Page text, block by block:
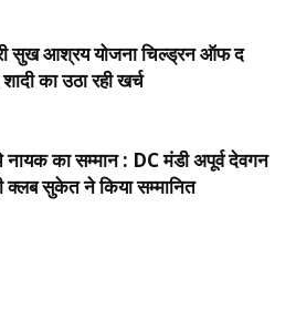
सुख आश्रय योजना चिल्ड्रन ऑफ द
का उठा रही खर्च
का सम्मान : DC मंडी अपूर्व देवगन
क्लब सुकेत ने किया सम्मानित